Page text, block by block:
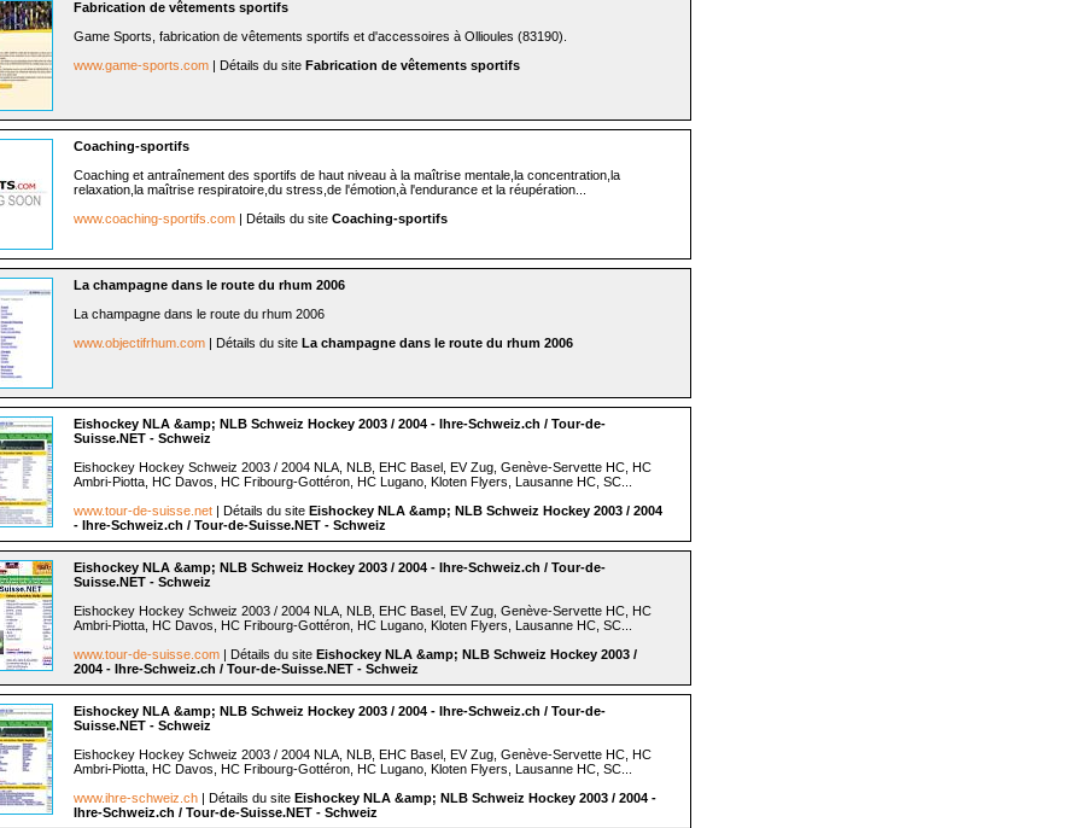
Fabrication de vêtements sportifs
Game Sports, fabrication de vêtements sportifs et d'accessoires à Ollioules (83190).
www.game-sports.com | Détails du site Fabrication de vêtements sportifs
Coaching-sportifs
Coaching et antraînement des sportifs de haut niveau à la maîtrise mentale,la concentration,la
relaxation,la maîtrise respiratoire,du stress,de l'émotion,à l'endurance et la réupération...
www.coaching-sportifs.com | Détails du site Coaching-sportifs
La champagne dans le route du rhum 2006
La champagne dans le route du rhum 2006
www.objectifrhum.com | Détails du site La champagne dans le route du rhum 2006
Eishockey NLA &amp; NLB Schweiz Hockey 2003 / 2004 - Ihre-Schweiz.ch / Tour-de-
Suisse.NET - Schweiz
Eishockey Hockey Schweiz 2003 / 2004 NLA, NLB, EHC Basel, EV Zug, Genève-Servette HC, HC
Ambri-Piotta, HC Davos, HC Fribourg-Gottéron, HC Lugano, Kloten Flyers, Lausanne HC, SC...
www.tour-de-suisse.net | Détails du site Eishockey NLA &amp; NLB Schweiz Hockey 2003 / 2004
- Ihre-Schweiz.ch / Tour-de-Suisse.NET - Schweiz
Eishockey NLA &amp; NLB Schweiz Hockey 2003 / 2004 - Ihre-Schweiz.ch / Tour-de-
Suisse.NET - Schweiz
Eishockey Hockey Schweiz 2003 / 2004 NLA, NLB, EHC Basel, EV Zug, Genève-Servette HC, HC
Ambri-Piotta, HC Davos, HC Fribourg-Gottéron, HC Lugano, Kloten Flyers, Lausanne HC, SC...
www.tour-de-suisse.com | Détails du site Eishockey NLA &amp; NLB Schweiz Hockey 2003 /
2004 - Ihre-Schweiz.ch / Tour-de-Suisse.NET - Schweiz
Eishockey NLA &amp; NLB Schweiz Hockey 2003 / 2004 - Ihre-Schweiz.ch / Tour-de-
Suisse.NET - Schweiz
Eishockey Hockey Schweiz 2003 / 2004 NLA, NLB, EHC Basel, EV Zug, Genève-Servette HC, HC
Ambri-Piotta, HC Davos, HC Fribourg-Gottéron, HC Lugano, Kloten Flyers, Lausanne HC, SC...
www.ihre-schweiz.ch | Détails du site Eishockey NLA &amp; NLB Schweiz Hockey 2003 / 2004 -
Ihre-Schweiz.ch / Tour-de-Suisse.NET - Schweiz